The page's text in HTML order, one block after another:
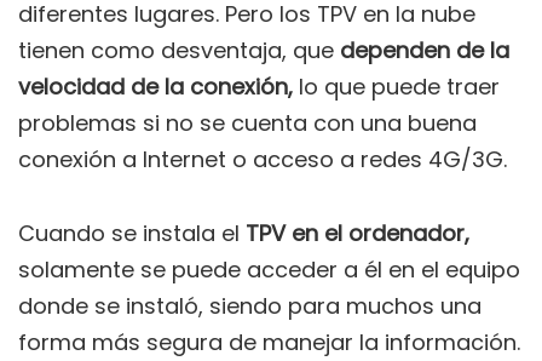
diferentes lugares. Pero los TPV en la nube
tienen como desventaja, que dependen de la
velocidad de la conexión, lo que puede traer
problemas si no se cuenta con una buena
conexión a Internet o acceso a redes 4G/3G.
Cuando se instala el TPV en el ordenador,
solamente se puede acceder a él en el equipo
donde se instaló, siendo para muchos una
forma más segura de manejar la información.